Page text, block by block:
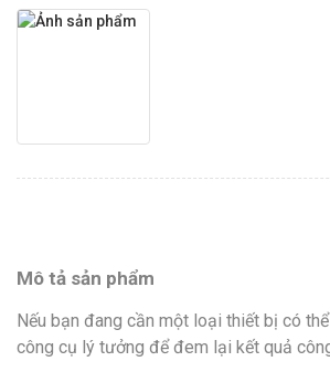
Mô tả sản phẩm
Nếu bạn đang cần một loại thiết bị có
công cụ lý tưởng để đem lại kết quả